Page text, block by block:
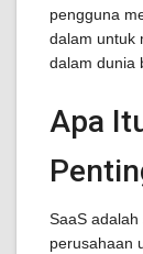
pengguna
dalam untuk
dalam dunia
Apa
SaaS
perusahaan